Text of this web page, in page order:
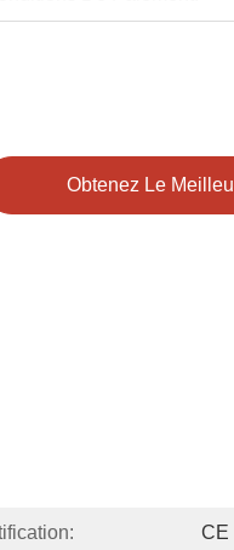
Obtenez Le
CE